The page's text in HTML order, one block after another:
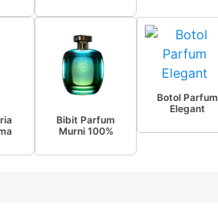
Bibit Parfum
Murni 100%
Botol Parfum
Elegant